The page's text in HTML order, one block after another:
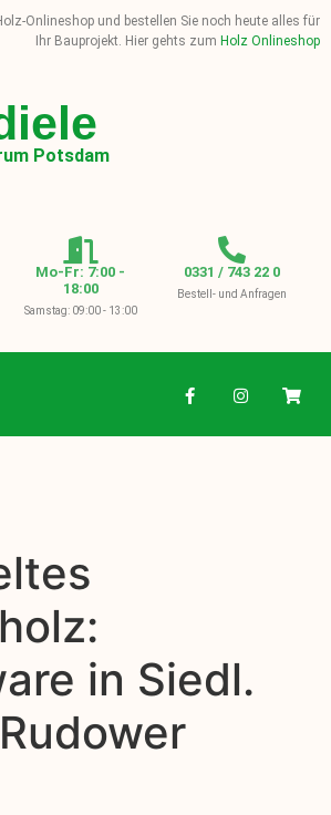
Onlineshop und bestellen Sie noch heute alles für
Ihr Bauprojekt. Hier gehts zum Holz Onlineshop
Potsdam
Mo-Fr: 7:00 -
18:00
Samstag: 09:00 - 13:00
0331 / 743 22 0
Bestell- und Anfragen
in Siedl.